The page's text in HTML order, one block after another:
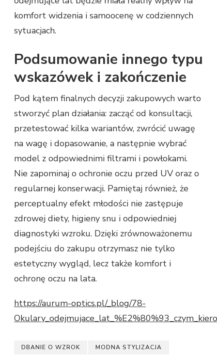
komfort widzenia i samoocenę w codziennych
sytuacjach.
Podsumowanie innego typu
wskazówek i zakończenie
Pod kątem finalnych decyzji zakupowych warto
stworzyć plan działania: zacząć od konsultacji,
przetestować kilka wariantów, zwrócić uwagę
na wagę i dopasowanie, a następnie wybrać
model z odpowiednimi filtrami i powłokami.
Nie zapominaj o ochronie oczu przed UV oraz o
regularnej konserwacji. Pamiętaj również, że
perceptualny efekt młodości nie zastępuje
zdrowej diety, higieny snu i odpowiedniej
diagnostyki wzroku. Dzięki zrównoważonemu
podejściu do zakupu otrzymasz nie tylko
estetyczny wygląd, lecz także komfort i
ochronę oczu na lata.
https://aurum-optics.pl/_blog/78-
DBANIE O WZROK MODNA STYLIZACJA